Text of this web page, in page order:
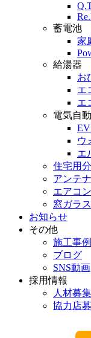
蓄電池
家
給湯器
お
エ
エ
電気自
ウ
エ
住宅用
アンテナ
エアコン
窓ガラ
お知らせ
その他
施工事例
ブログ
SNS動画
採用情報
人材募集
協力店